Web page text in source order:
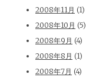
2008年11月 (1)
2008年10月 (5)
2008年9月 (4)
2008年8月 (1)
2008年7月 (4)